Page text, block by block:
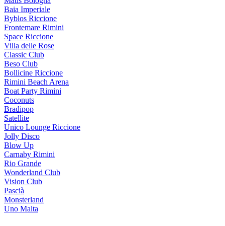
Baia Imperiale
Byblos Riccione
Frontemare Rimini
Space Riccione
Villa delle Rose
Classic Club
Beso Club
Bollicine Riccione
Rimini Beach Arena
Boat Party Rimini
Coconuts
Bradipop
Satellite
Unico Lounge Riccione
Jolly Disco
Blow Up
Carnaby Rimini
Rio Grande
Wonderland Club
Vision Club
Pascià
Monsterland
Uno Malta